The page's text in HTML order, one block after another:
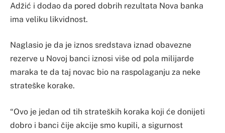
Adžić i dodao da pored dobrih rezultata Nova banka
ima veliku likvidnost.
Naglasio je da je iznos sredstava iznad obavezne
rezerve u Novoj banci iznosi više od pola milijarde
maraka te da taj novac bio na raspolaganju za neke
strateške korake.
“Ovo je jedan od tih strateških koraka koji će donijeti
dobro i banci čije akcije smo kupili, a sigurnost